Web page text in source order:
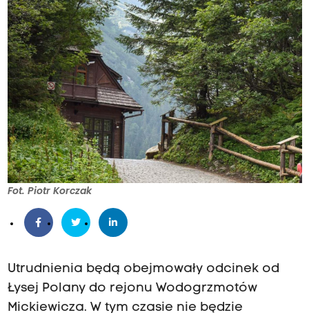
Fot. Piotr Korczak
Utrudnienia będą obejmowały odcinek od
Łysej Polany do rejonu Wodogrzmotów
Mickiewicza. W tym czasie nie będzie